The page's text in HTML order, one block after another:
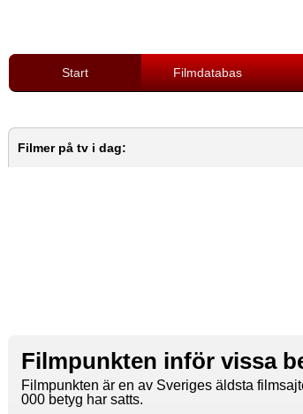
Start Filmdatabas
Filmer på tv i dag:
Filmpunkten inför vissa
Filmpunkten är en av Sveriges äldsta
000 betyg har satts.